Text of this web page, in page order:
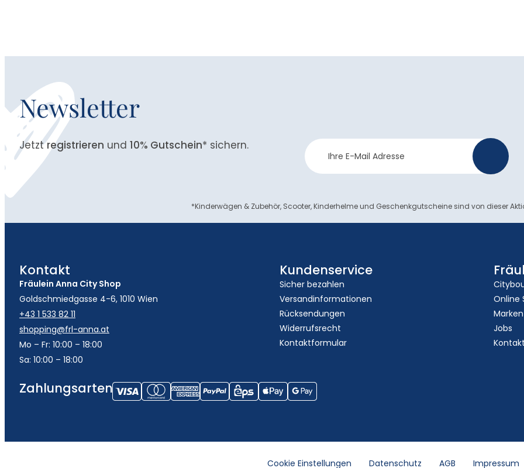
Newsletter
Jetztregistrieren und 10% Gutschein* sichern.
Newsletter
Anmeldung
*Kinderwägen & Zubehör, Scooter, Kinderhelme und Geschenkgutscheine sind von dieser
Kontakt
Fräulein Anna City Shop
Goldschmiedgasse 4-6, 1010 Wien
+43 1 533 82 11
shopping@frl-anna.at
Mo – Fr: 10:00 – 18:00
Sa: 10:00 – 18:00
Kundenservice
Sicher bezahlen
Versandinformationen
Rücksendungen
Widerrufsrecht
Kontaktformular
Online
Marken
Jobs
Kontakt
Zahlungsarten
Cookie Einstellungen Datenschutz AGB Impressum